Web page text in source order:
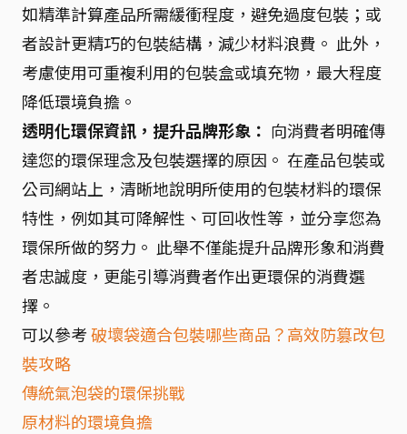
如精準計算產品所需緩衝程度，避免過度包裝；或
者設計更精巧的包裝結構，減少材料浪費。 此外，
考慮使用可重複利用的包裝盒或填充物，最大程度
降低環境負擔。
透明化環保資訊，提升品牌形象： 向消費者明確傳
達您的環保理念及包裝選擇的原因。 在產品包裝或
公司網站上，清晰地說明所使用的包裝材料的環保
特性，例如其可降解性、可回收性等，並分享您為
環保所做的努力。 此舉不僅能提升品牌形象和消費
者忠誠度，更能引導消費者作出更環保的消費選
擇。
可以參考破壞袋適合包裝哪些商品？高效防篡改包
裝攻略
傳統氣泡袋的環保挑戰
原材料的環境負擔